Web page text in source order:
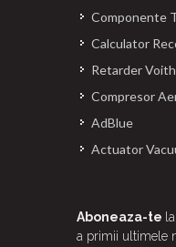
Componente
Calculator
Retarder
Compresor
AdBlue
Actuator
Aboneaza-te
a primii ultimele